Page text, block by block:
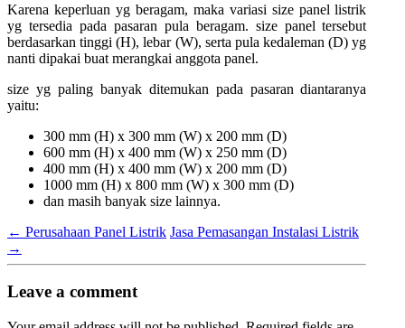
Karena keperluan yg beragam, maka variasi size panel listrik
yg tersedia pada pasaran pula beragam. size panel tersebut
berdasarkan tinggi (H), lebar (W), serta pula kedaleman (D) yg
nanti dipakai buat merangkai anggota panel.
size yg paling banyak ditemukan pada pasaran diantaranya
yaitu:
300 mm (H) x 300 mm (W) x 200 mm (D)
600 mm (H) x 400 mm (W) x 250 mm (D)
400 mm (H) x 400 mm (W) x 200 mm (D)
1000 mm (H) x 800 mm (W) x 300 mm (D)
dan masih banyak size lainnya.
← Perusahaan Panel Listrik Jasa Pemasangan Instalasi Listrik
→
Leave a comment